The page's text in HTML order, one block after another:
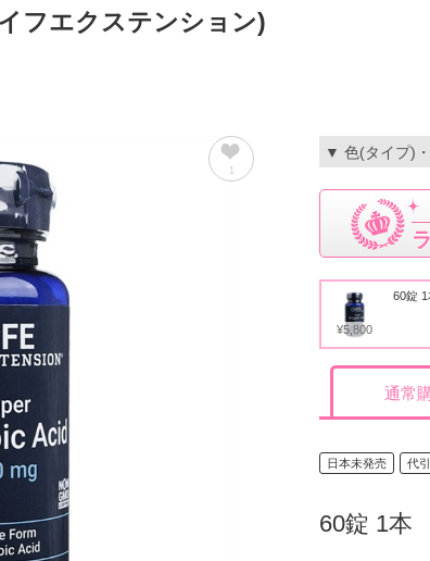
フエクステンション)
▼ 色(タイプ)・
¥5,800
60錠 1
通常
日本未発売 代
60錠 1本